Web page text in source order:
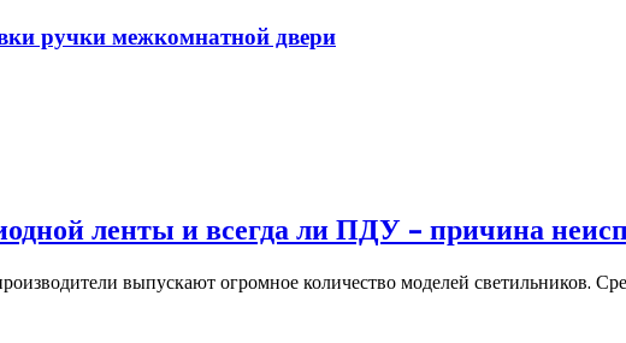
ручки межкомнатной двери
ленты и всегда ли ПДУ – причина
выпускают огромное количество моделей светильников.